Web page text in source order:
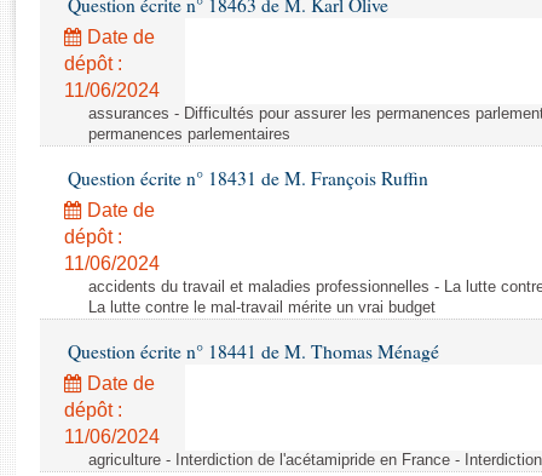
Rapports d'enquête
Rapports législatifs
Rapports sur l'application des lois
Baromètre de l’application des lois
Budget et sécurité sociale
Questions écrites et orales
Comptes rendus des débats
Question écrite n° 18463 de M. Karl Olive
Date de
dépôt :
11/06/2024
assurances - Difficultés pour assurer les permanences
permanences parlementaires
Question écrite n° 18431 de M. François Ruffin
Date de
dépôt :
11/06/2024
accidents du travail et maladies professionnelles - La lutte
La lutte contre le mal-travail mérite un vrai budget
Question écrite n° 18441 de M. Thomas Ménagé
Date de
dépôt :
11/06/2024
agriculture - Interdiction de l'acétamipride en France -